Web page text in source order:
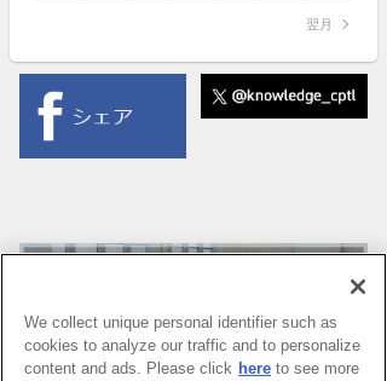
翌月
We collect unique personal identifier such as
cookies to analyze our traffic and to personalize
content and ads. Please click here to see more